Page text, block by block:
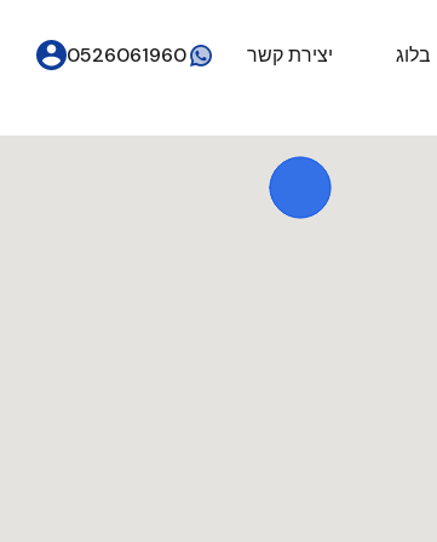
בלוג יצירת קשר 0526061960